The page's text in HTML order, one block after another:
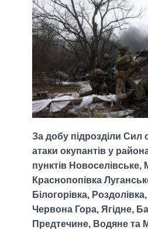
За добу підрозділи Сил
атаки окупантів у
пунктів Новоселівське,
Краснопопівка
Білогорівка,
Червона Гора, Ягідне,
Предтечине, Водяне та